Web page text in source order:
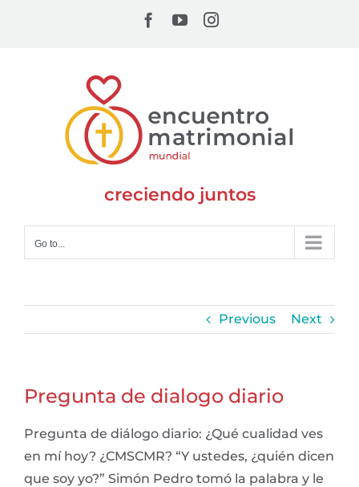
Facebook
YouTubeInstagram
creciendo juntos
Go to...
Previous Next
Pregunta de dialogo diario
Pregunta de diálogo diario: ¿Qué cualidad ves
en mí hoy? ¿CMSCMR? “Y ustedes, ¿quién dicen
que soy yo?” Simón Pedro tomó la palabra y le